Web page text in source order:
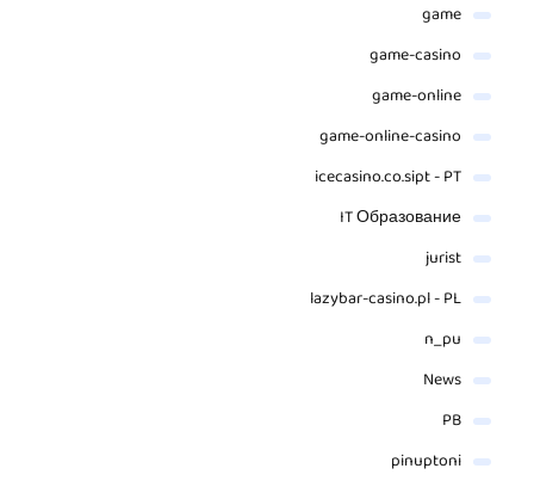
game
game-casino
game-online
game-online-casino
icecasino.co.sipt - PT
IT Образование
jurist
lazybar-casino.pl - PL
n_pu
News
PB
pinuptoni